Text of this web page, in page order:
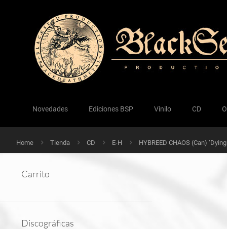
Novedades Ediciones BSP Vinilo CD
Home Tienda CD E-H HYBREED CHAOS (Can)
Carrito
Discográficas